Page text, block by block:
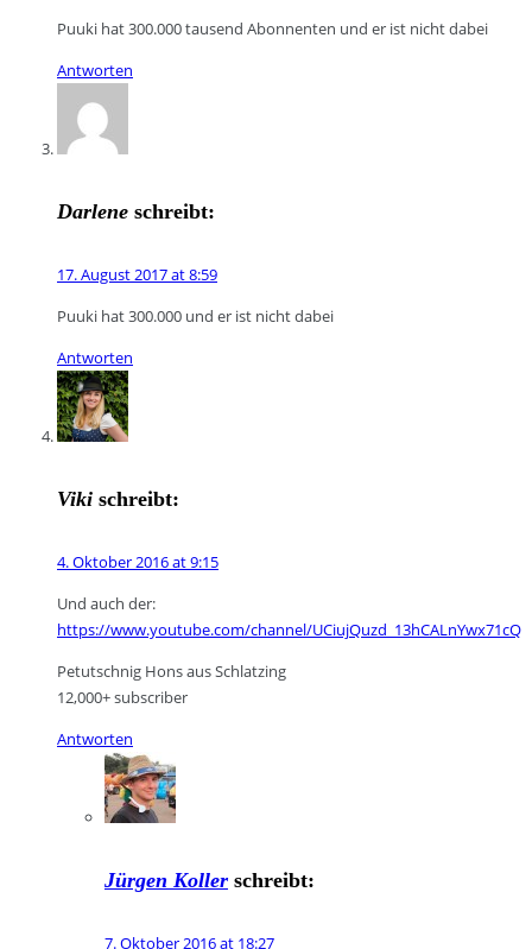
Puuki hat 300.000 tausend Abonnenten und er ist nicht dabei
Antworten
Darlene schreibt:
17. August 2017 at 8:59
Puuki hat 300.000 und er ist nicht dabei
Antworten
Viki schreibt:
4. Oktober 2016 at 9:15
Und auch der:
https://www.youtube.com/channel/UCiujQuzd_13hCALnYwx71cQ
Petutschnig Hons aus Schlatzing
12,000+ subscriber
Antworten
Jürgen Koller schreibt:
7. Oktober 2016 at 18:27